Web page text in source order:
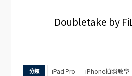
Doubletake by
分類 iPad Pro iPhone拍照教學